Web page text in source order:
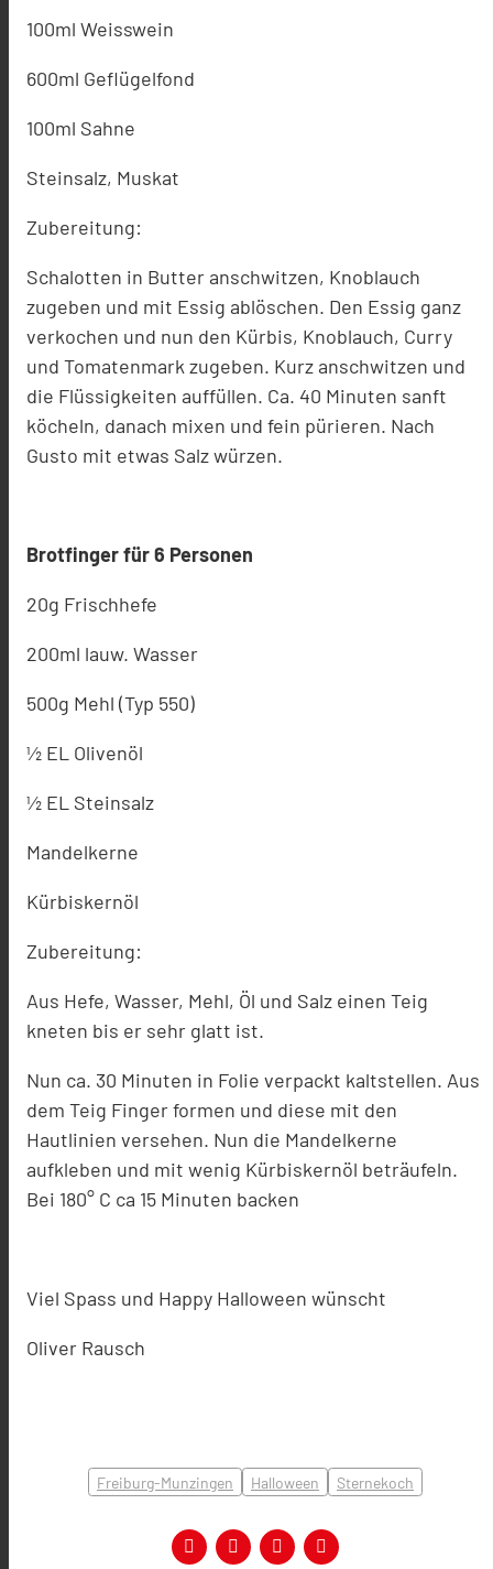
100ml Weisswein
600ml Geflügelfond
100ml Sahne
Steinsalz, Muskat
Zubereitung:
Schalotten in Butter anschwitzen, Knoblauch
zugeben und mit Essig ablöschen. Den Essig ganz
verkochen und nun den Kürbis, Knoblauch, Curry
und Tomatenmark zugeben. Kurz anschwitzen und
die Flüssigkeiten auffüllen. Ca. 40 Minuten sanft
köcheln, danach mixen und fein pürieren. Nach
Gusto mit etwas Salz würzen.
Brotfinger für 6 Personen
20g Frischhefe
200ml lauw. Wasser
500g Mehl (Typ 550)
½ EL Olivenöl
½ EL Steinsalz
Mandelkerne
Kürbiskernöl
Zubereitung:
Aus Hefe, Wasser, Mehl, Öl und Salz einen Teig
kneten bis er sehr glatt ist.
Nun ca. 30 Minuten in Folie verpackt kaltstellen. Aus
dem Teig Finger formen und diese mit den
Hautlinien versehen. Nun die Mandelkerne
aufkleben und mit wenig Kürbiskernöl beträufeln.
Bei 180° C ca 15 Minuten backen
Viel Spass und Happy Halloween wünscht
Oliver Rausch
Freiburg-Munzingen Halloween Sternekoch